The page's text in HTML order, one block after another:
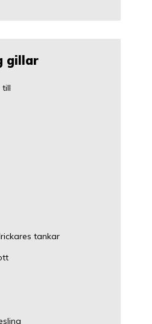
gillar
tankar